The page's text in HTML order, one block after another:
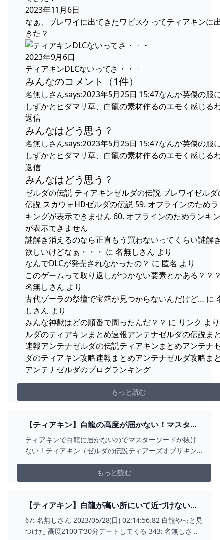
2023年11月6日
なぁ、ブレワイに出てきたワビスケってティアキンに
きた？
2023年9月6日
ティアキンDLCないってさ・・・
みんなのコメント（1件）
名無しさんsays:2023年5月25日 15:47なんか英傑の服
しずかとヒダマリ草、白龍の素材作るのエモく感じる
返信
みんなはどう思う？
名無しさんsays:2023年5月25日 15:47なんか英傑の服
しずかとヒダマリ草、白龍の素材作るのエモく感じる
返信
みんなはどう思う？
ゼルダの伝説 ティアキンゼルダの伝説 ブレワイゼルダ
伝説 スカウォHDゼルダの伝説 59. オフラインのため
キングが表示できません 60. オフラインのためランキ
が表示できません
謎解き消えるのなら正直もう買わないってくらい謎解
欲しいけどなぁ・・・ に 名無しさん より
なんでDLCが発売されなかったの？ に 匿名 より
このゲームって取り返しがつかない要素とかある？？
名無しさん より
古代ゾーラの祭壇で宝箱が見つからないんだけど… に
しさん より
みんな神獣はどの順番で周ったんだ？？ に リンク よ
ルダのティアキンまとめ速報アンテナゼルダの伝説ま
速報アンテナゼルダの伝説ティアキンまとめアンテナ
ダのティアキン攻略速報まとめアンテナゼルダ攻略ま
アンテナゼルダのブログランキング
もっと読む
【ティアキン】白龍の高度が届かない！マスター
ソード抜けない！ 令和の知恵袋
ティアキンで白龍に届かないのでマスターソードが抜け
ない！ティアキン（ゼルダの伝説ティアーズオブザキン
うすれば良いんでしょうか？白龍の高度はどこで下が
る？ミナッカレ空諸島【ティアキン】白龍の高
もっと読む
【ティアキン】白龍が高い所にいて近づけないん
だけど… ゼルダの伝説ティアキンまとめっち ゼル
ダの伝説ティアーズ オブ ザ キングダム
67: 名無しさん 2023/05/28(日) 02:14:56.82 白龍やっと見
つけた 高度2100で30分デートしてくる 343: 名無しさん